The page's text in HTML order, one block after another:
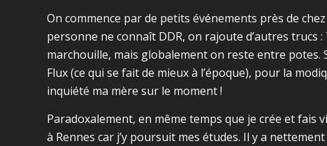
On commence par de petits événements près de
personne ne connaît DDR, on rajoute d’autres
marchouille, mais globalement on reste entre potes.
Flux (ce qui se fait de mieux à l’époque), pour la
inquiété ma mère sur le moment !
Paradoxalement, en même temps que je crée et fais
à Rennes car j’y poursuit mes études. Il y a